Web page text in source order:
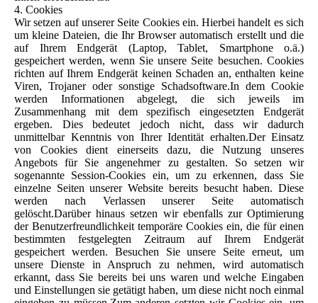
4. Cookies
Wir setzen auf unserer Seite Cookies ein. Hierbei handelt es sich
um kleine Dateien, die Ihr Browser automatisch erstellt und die
auf Ihrem Endgerät (Laptop, Tablet, Smartphone o.ä.)
gespeichert werden, wenn Sie unsere Seite besuchen. Cookies
richten auf Ihrem Endgerät keinen Schaden an, enthalten keine
Viren, Trojaner oder sonstige Schadsoftware.In dem Cookie
werden Informationen abgelegt, die sich jeweils im
Zusammenhang mit dem spezifisch eingesetzten Endgerät
ergeben. Dies bedeutet jedoch nicht, dass wir dadurch
unmittelbar Kenntnis von Ihrer Identität erhalten.Der Einsatz
von Cookies dient einerseits dazu, die Nutzung unseres
Angebots für Sie angenehmer zu gestalten. So setzen wir
sogenannte Session-Cookies ein, um zu erkennen, dass Sie
einzelne Seiten unserer Website bereits besucht haben. Diese
werden nach Verlassen unserer Seite automatisch
gelöscht.Darüber hinaus setzen wir ebenfalls zur Optimierung
der Benutzerfreundlichkeit temporäre Cookies ein, die für einen
bestimmten festgelegten Zeitraum auf Ihrem Endgerät
gespeichert werden. Besuchen Sie unsere Seite erneut, um
unsere Dienste in Anspruch zu nehmen, wird automatisch
erkannt, dass Sie bereits bei uns waren und welche Eingaben
und Einstellungen sie getätigt haben, um diese nicht noch einmal